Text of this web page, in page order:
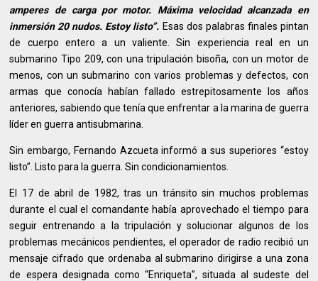
amperes de carga por motor. Máxima velocidad alcanzada en
inmersión 20 nudos. Estoy listo”. Esas dos palabras finales pintan
de cuerpo entero a un valiente. Sin experiencia real en un
submarino Tipo 209, con una tripulación bisoña, con un motor de
menos, con un submarino con varios problemas y defectos, con
armas que conocía habían fallado estrepitosamente los años
anteriores, sabiendo que tenía que enfrentar a la marina de guerra
líder en guerra antisubmarina.
Sin embargo, Fernando Azcueta informó a sus superiores “estoy
listo”. Listo para la guerra. Sin condicionamientos.
El 17 de abril de 1982, tras un tránsito sin muchos problemas
durante el cual el comandante había aprovechado el tiempo para
seguir entrenando a la tripulación y solucionar algunos de los
problemas mecánicos pendientes, el operador de radio recibió un
mensaje cifrado que ordenaba al submarino dirigirse a una zona
de espera designada como “Enriqueta”, situada al sudeste del